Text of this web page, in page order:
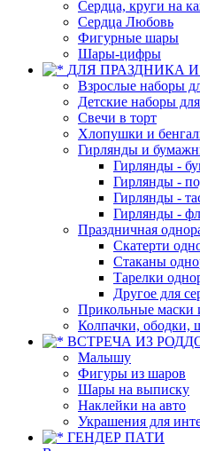
Сердца, круги на
Сердца Любовь
Фигурные шары
Шары-цифры
ДЛЯ ПРАЗДНИКА
Взрослые наборы
Детские наборы
Свечи в торт
Хлопушки и
Гирлянды и
Гирлянды -
Гирлянды -
Гирлянды -
Гирлянды -
Праздничная
Скатерти
Стаканы
Тарелки
Другое для
Прикольные маски
Колпачки, ободки,
ВСТРЕЧА ИЗ
Малышу
Фигуры из шаров
Шары на выписку
Наклейки на авто
Украшения для
ГЕНДЕР ПАТИ